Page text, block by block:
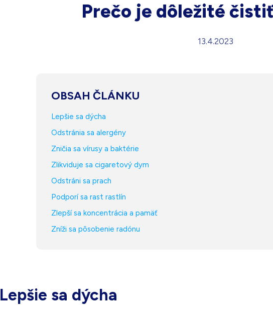
Prečo je dôležité
13.4.2023
OBSAH ČLÁNKU
Lepšie sa dýcha
Odstránia sa alergény
Zničia sa vírusy a baktérie
Zlikviduje sa cigaretový dym
Odstráni sa prach
Podporí sa rast rastlín
Zlepší sa koncentrácia a pamäť
Zníži sa pôsobenie radónu
Lepšie sa dýcha